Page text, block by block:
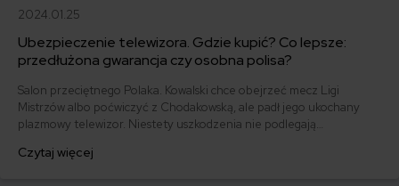
2024.01.25
Ubezpieczenie telewizora. Gdzie kupić? Co lepsze:
przedłużona gwarancja czy osobna polisa?
Salon przeciętnego Polaka. Kowalski chce obejrzeć mecz Ligi
Mistrzów albo poćwiczyć z Chodakowską, ale padł jego ukochany
plazmowy telewizor. Niestety uszkodzenia nie podlegają
może okazać się wykupione zawczasu ubezpieczenie telewizora.
Czytaj więcej